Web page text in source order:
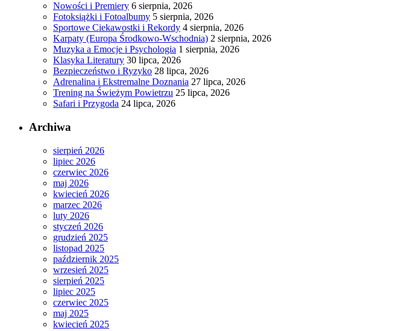
Nowości i Premiery 6 sierpnia, 2026
Fotoksiążki i Fotoalbumy 5 sierpnia, 2026
Sportowe Ciekawostki i Rekordy 4 sierpnia, 2026
Karpaty (Europa Środkowo-Wschodnia) 2 sierpnia, 2026
Muzyka a Emocje i Psychologia 1 sierpnia, 2026
Klasyka Literatury 30 lipca, 2026
Bezpieczeństwo i Ryzyko 28 lipca, 2026
Adrenalina i Ekstremalne Doznania 27 lipca, 2026
Trening na Świeżym Powietrzu 25 lipca, 2026
Safari i Przygoda 24 lipca, 2026
Archiwa
sierpień 2026
lipiec 2026
czerwiec 2026
maj 2026
kwiecień 2026
marzec 2026
luty 2026
styczeń 2026
grudzień 2025
listopad 2025
październik 2025
wrzesień 2025
sierpień 2025
lipiec 2025
czerwiec 2025
maj 2025
kwiecień 2025